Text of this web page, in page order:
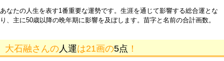
あなたの人生を表す1番重要な運勢です。生涯を通じて影響する総合運とな
り、主に50歳以降の晩年期に影響を及ぼします。苗字と名前の合計画数。
大石融さんの 人運は21画の5点 ！